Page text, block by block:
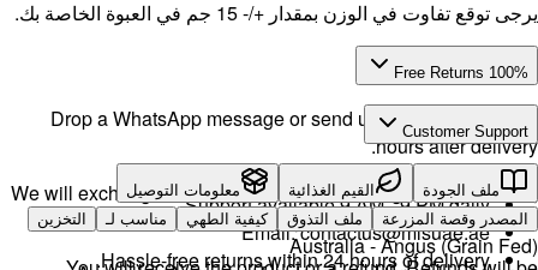
Drop
We will
التخزين